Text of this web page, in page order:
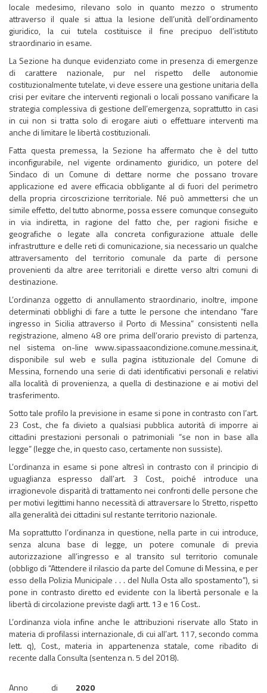
locale medesimo, rilevano solo in quanto mezzo o strumento
attraverso il quale si attua la lesione dell’unità dell’ordinamento
giuridico, la cui tutela costituisce il fine precipuo dell’istituto
straordinario in esame.
La Sezione ha dunque evidenziato come in presenza di emergenze
di carattere nazionale, pur nel rispetto delle autonomie
costituzionalmente tutelate, vi deve essere una gestione unitaria della
crisi per evitare che interventi regionali o locali possano vanificare la
strategia complessiva di gestione dell’emergenza, soprattutto in casi
in cui non si tratta solo di erogare aiuti o effettuare interventi ma
anche di limitare le libertà costituzionali.
Fatta questa premessa, la Sezione ha affermato che è del tutto
inconfigurabile, nel vigente ordinamento giuridico, un potere del
Sindaco di un Comune di dettare norme che possano trovare
applicazione ed avere efficacia obbligante al di fuori del perimetro
della propria circoscrizione territoriale. Né può ammettersi che un
simile effetto, del tutto abnorme, possa essere comunque conseguito
in via indiretta, in ragione del fatto che, per ragioni fisiche e
geografiche o legate alla concreta configurazione attuale delle
infrastrutture e delle reti di comunicazione, sia necessario un qualche
attraversamento del territorio comunale da parte di persone
provenienti da altre aree territoriali e dirette verso altri comuni di
destinazione.
L’ordinanza oggetto di annullamento straordinario, inoltre, impone
determinati obblighi di fare a tutte le persone che intendano “fare
ingresso in Sicilia attraverso il Porto di Messina” consistenti nella
registrazione, almeno 48 ore prima dell’orario previsto di partenza,
nel sistema on-line www.sipassaacondizione.comune.messina.it,
disponibile sul web e sulla pagina istituzionale del Comune di
Messina, fornendo una serie di dati identificativi personali e relativi
alla località di provenienza, a quella di destinazione e ai motivi del
trasferimento.
Sotto tale profilo la previsione in esame si pone in contrasto con l’art.
23 Cost., che fa divieto a qualsiasi pubblica autorità di imporre ai
cittadini prestazioni personali o patrimoniali “se non in base alla
legge” (legge che, in questo caso, certamente non sussiste).
L’ordinanza in esame si pone altresì in contrasto con il principio di
uguaglianza espresso dall’art. 3 Cost., poiché introduce una
irragionevole disparità di trattamento nei confronti delle persone che
per motivi legittimi hanno necessità di attraversare lo Stretto, rispetto
alla generalità dei cittadini sul restante territorio nazionale.
Ma soprattutto l’ordinanza in questione, nella parte in cui introduce,
senza alcuna base di legge, un potere comunale di previa
autorizzazione all’ingresso e al transito sul territorio comunale
(obbligo di “Attendere il rilascio da parte del Comune di Messina, e per
esso della Polizia Municipale . . . del Nulla Osta allo spostamento”), si
pone in contrasto diretto ed evidente con la libertà personale e la
libertà di circolazione previste dagli artt. 13 e 16 Cost..
L’ordinanza viola infine anche le attribuzioni riservate allo Stato in
materia di profilassi internazionale, di cui all’art. 117, secondo comma
lett. q), Cost., materia in appartenenza statale, come ribadito di
recente dalla Consulta (sentenza n. 5 del 2018).
Anno di
2020